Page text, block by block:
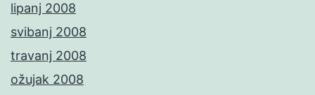
lipanj 2008
svibanj 2008
travanj 2008
ožujak 2008